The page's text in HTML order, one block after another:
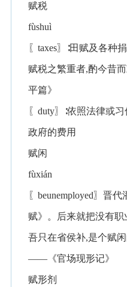
赋税
fùshuì
〖taxes〗∶田赋及各种
赋税之繁重者,酌今昔
平篇》
〖duty〗∶依照法律或
政府的费用
赋闲
fùxián
〖beunemployed〗晋
赋》。后来就把没有职
吾只在省侯补,是个赋
——《官场现形记》
赋形剂